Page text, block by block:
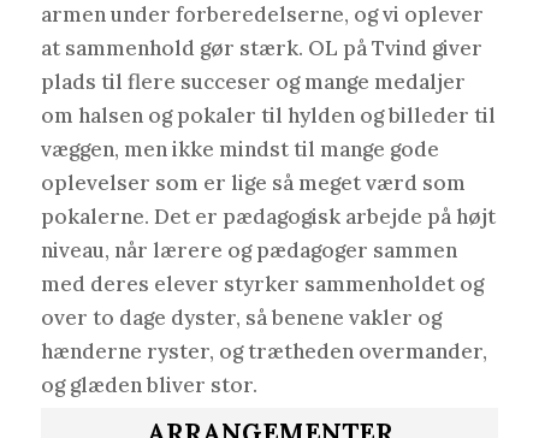
armen under forberedelserne, og vi oplever
at sammenhold gør stærk. OL på Tvind giver
plads til flere succeser og mange medaljer
om halsen og pokaler til hylden og billeder til
væggen, men ikke mindst til mange gode
oplevelser som er lige så meget værd som
pokalerne. Det er pædagogisk arbejde på højt
niveau, når lærere og pædagoger sammen
med deres elever styrker sammenholdet og
over to dage dyster, så benene vakler og
hænderne ryster, og trætheden overmander,
og glæden bliver stor.